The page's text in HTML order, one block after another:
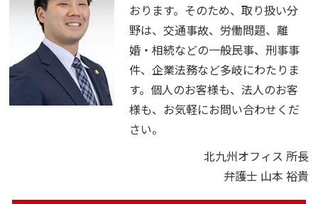
おります。そのため、取り扱い分
野は、交通事故、労働問題、離
婚・相続などの一般民事、刑事事
件、企業法務など多岐にわたりま
す。個人のお客様も、法人のお客
様も、お気軽にお問い合わせくだ
さい。
北九州オフィス 所長
弁護士 山本 裕貴